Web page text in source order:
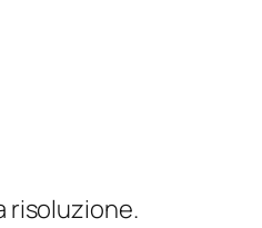
risoluzione.